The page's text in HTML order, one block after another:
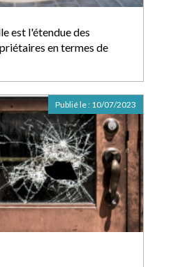
est l'étendue des
en termes de
Publié le : 10/07/2023